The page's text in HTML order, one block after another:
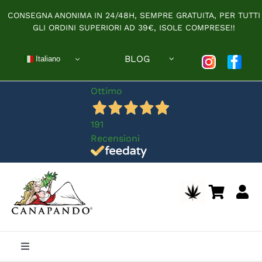
contenuto
CONSEGNA ANONIMA IN 24/48H, SEMPRE GRATUITA, PER TUTTI
GLI ORDINI SUPERIORI AD 39€, ISOLE COMPRESE!!
Italiano BLOG
Ottimo
191
Recensioni
Toggle